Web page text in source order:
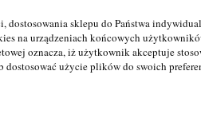
Moje konto
Twoje zamówienia
Ustawienia konta
sklepu do Państwa
na urządzeniach końcowych
oznacza, iż użytkownik akceptuje
użycie plików do swoich